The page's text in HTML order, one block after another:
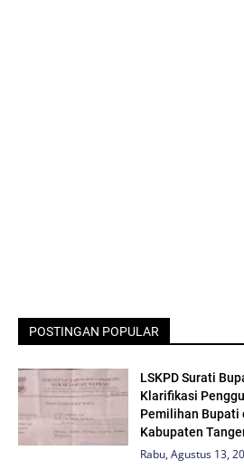
POSTINGAN POPULAR
LSKPD Surati
Klarifikasi
Pemilihan Bupati
Kabupaten
Rabu, Agustus 13,